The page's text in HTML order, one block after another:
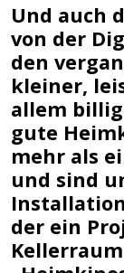
Und auch
von der
den
kleiner,
allem
gute
mehr als
und sind
der ein